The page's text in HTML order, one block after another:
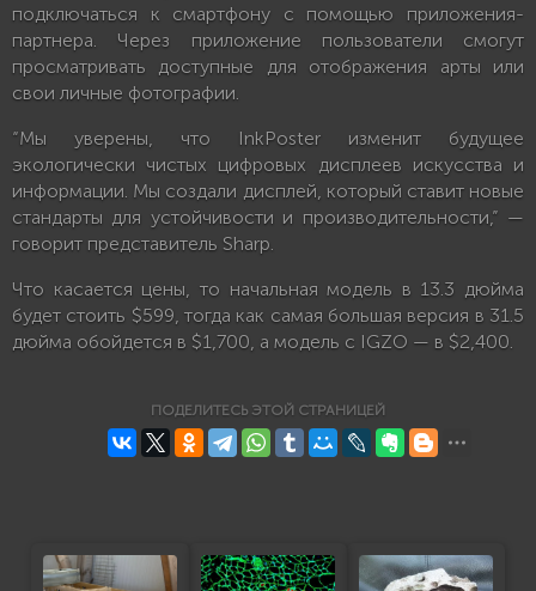
подключаться к смартфону с помощью приложения-
партнера. Через приложение пользователи смогут
просматривать доступные для отображения арты или
свои личные фотографии.
“Мы уверены, что InkPoster изменит будущее
экологически чистых цифровых дисплеев искусства и
информации. Мы создали дисплей, который ставит новые
стандарты для устойчивости и производительности,” —
говорит представитель Sharp.
Что касается цены, то начальная модель в 13.3 дюйма
будет стоить $599, тогда как самая большая версия в 31.5
дюйма обойдется в $1,700, а модель с IGZO — в $2,400.
ПОДЕЛИТЕСЬ ЭТОЙ СТРАНИЦЕЙ